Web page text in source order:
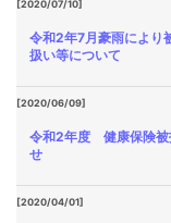
[2020/07/10]
令和2年7月豪雨により
扱い等について
[2020/06/09]
令和2年度 健康保険被
せ
[2020/04/01]